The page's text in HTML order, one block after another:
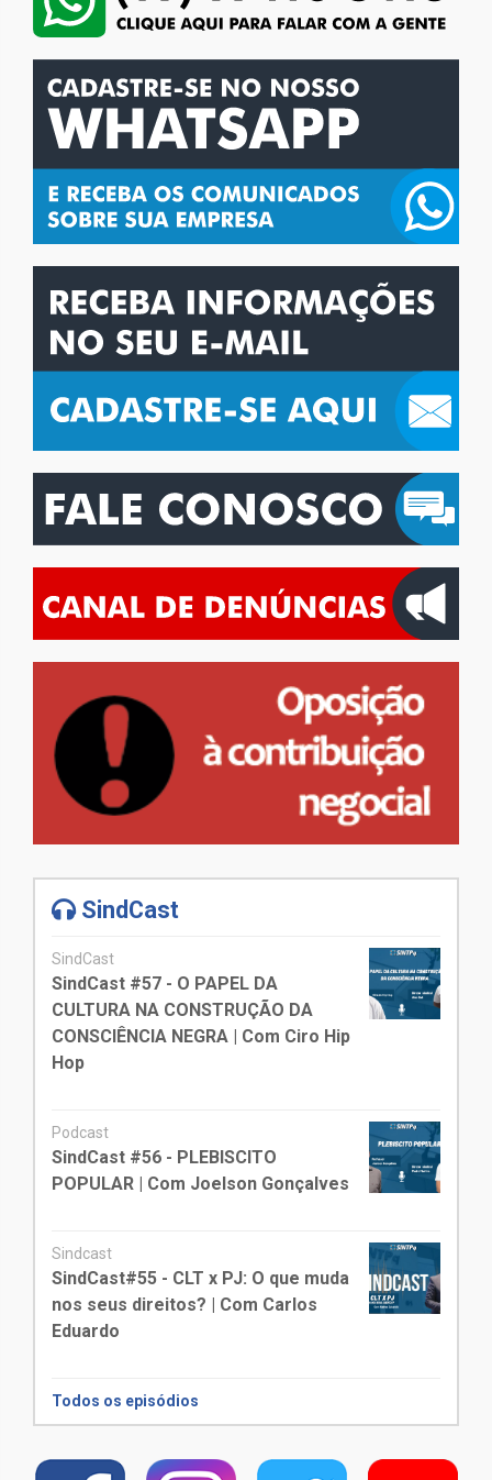
SindCast
SindCast
SindCast #57 - O PAPEL DA
CULTURA NA CONSTRUÇÃO DA
CONSCIÊNCIA NEGRA | Com Ciro Hip
Hop
Podcast
SindCast #56 - PLEBISCITO
POPULAR | Com Joelson Gonçalves
Sindcast
SindCast#55 - CLT x PJ: O que muda
nos seus direitos? | Com Carlos
Eduardo
Todos os episódios